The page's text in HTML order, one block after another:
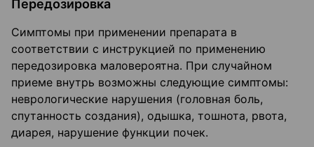
Передозировка
Симптомы при применении препарата в
соответствии с инструкцией по применению
передозировка маловероятна. При случайном
приеме внутрь возможны следующие симптомы:
неврологические нарушения (головная боль,
спутанность создания), одышка, тошнота, рвота,
диарея, нарушение функции почек.